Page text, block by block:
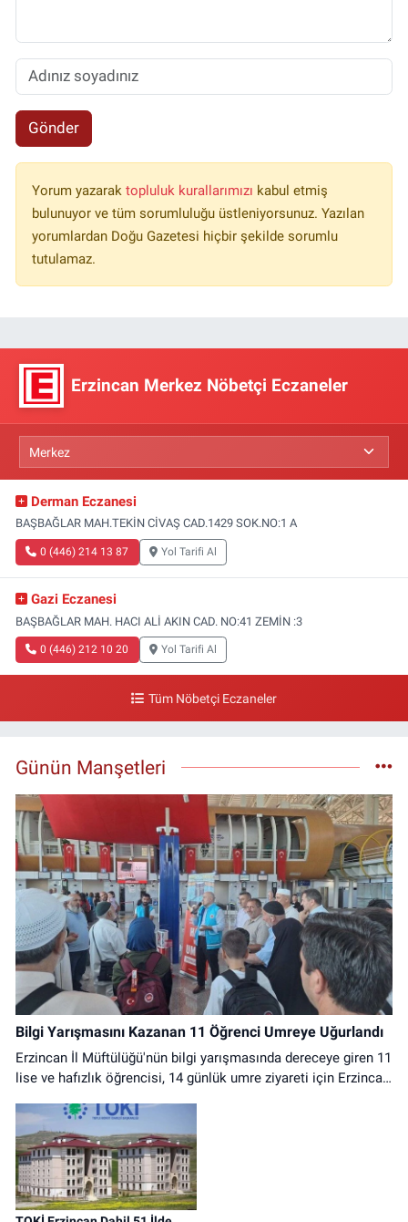
Gönder
Yorum yazarak topluluk kurallarımızı kabul etmiş
bulunuyor ve tüm sorumluluğu üstleniyorsunuz. Yazılan
yorumlardan Doğu Gazetesi hiçbir şekilde sorumlu
tutulamaz.
Erzincan Merkez Nöbetçi Eczaneler
Derman Eczanesi
BAŞBAĞLAR MAH.TEKİN CİVAŞ CAD.1429 SOK.NO:1 A
0 (446) 214 13 87 Yol Tarifi Al
Gazi Eczanesi
BAŞBAĞLAR MAH. HACI ALİ AKIN CAD. NO:41 ZEMİN :3
0 (446) 212 10 20 Yol Tarifi Al
Tüm Nöbetçi Eczaneler
Günün Manşetleri
Bilgi Yarışmasını Kazanan 11 Öğrenci Umreye Uğurlandı
Erzincan İl Müftülüğü'nün bilgi yarışmasında dereceye giren 11
lise ve hafızlık öğrencisi, 14 günlük umre ziyareti için Erzincan